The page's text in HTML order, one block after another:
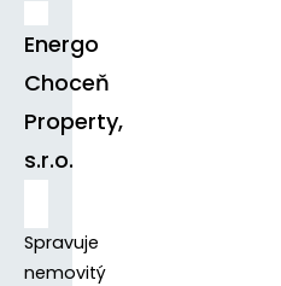
Energo
Choceň
Property,
s.r.o.
Spravuje
nemovitý